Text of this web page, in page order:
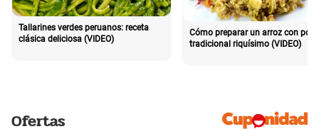
Tallarines verdes peruanos: receta
clásica deliciosa (VIDEO)
Cómo preparar un arroz con pollo
tradicional riquísimo (VIDEO)
Ofertas